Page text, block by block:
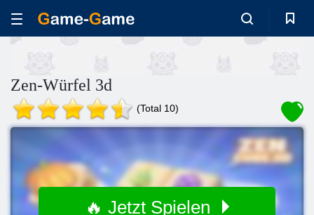
Zen-Würfel 3d
(Total 10)
🔥 Jetzt Spielen